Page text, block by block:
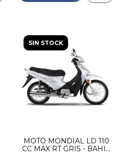
SIN STOCK
MOTO MONDIAL LD 110
CC MAX RT GRIS - BAHIA